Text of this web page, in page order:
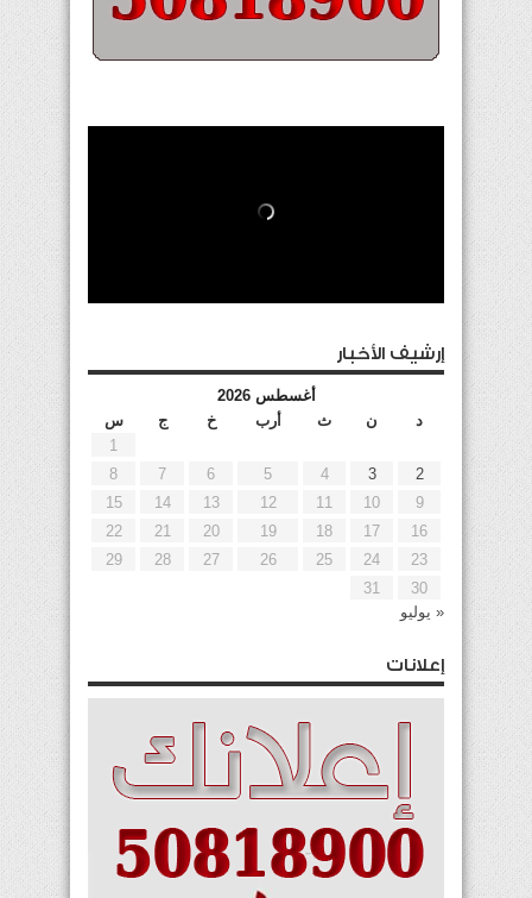
إرشيف الأخبار
أغسطس 2026
د
ن ث أرب خ ج
س
1
2
3
4
5
6
7
8
9
10
11
12
13
14
15
16
17
18
19
20
21
22
23
24
25
26
27
28
29
30
31
« يوليو
إعلانات